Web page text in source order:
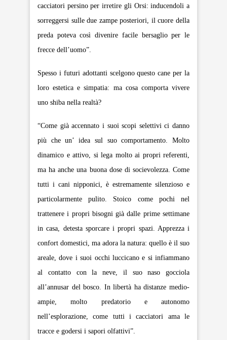
cacciatori persino per irretire gli Orsi: inducendoli a
sorreggersi sulle due zampe posteriori, il cuore della
preda poteva così divenire facile bersaglio per le
frecce dell’uomo”.
Spesso i futuri adottanti scelgono questo cane per la
loro estetica e simpatia: ma cosa comporta vivere
uno shiba nella realtà?
“Come già accennato i suoi scopi selettivi ci danno
più che un’ idea sul suo comportamento. Molto
dinamico e attivo, si lega molto ai propri referenti,
ma ha anche una buona dose di socievolezza. Come
tutti i cani nipponici, è estremamente silenzioso e
particolarmente pulito. Stoico come pochi nel
trattenere i propri bisogni già dalle prime settimane
in casa, detesta sporcare i propri spazi. Apprezza i
confort domestici, ma adora la natura: quello è il suo
areale, dove i suoi occhi luccicano e si infiammano
al contatto con la neve, il suo naso gocciola
all’annusar del bosco. In libertà ha distanze medio-
ampie, molto predatorio e autonomo
nell’esplorazione, come tutti i cacciatori ama le
tracce e godersi i sapori olfattivi”.